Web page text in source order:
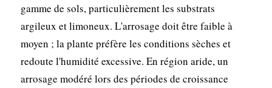
gamme de sols, particulièrement les substrats
argileux et limoneux. L'arrosage doit être faible à
moyen ; la plante préfère les conditions sèches et
redoute l'humidité excessive. En région aride, un
arrosage modéré lors des périodes de croissance